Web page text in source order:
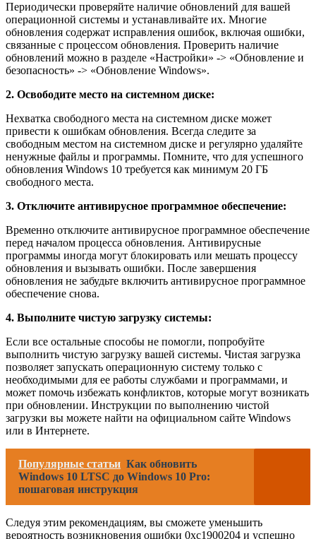
Периодически проверяйте наличие обновлений для вашей
операционной системы и устанавливайте их. Многие
обновления содержат исправления ошибок, включая ошибки,
связанные с процессом обновления. Проверить наличие
обновлений можно в разделе «Настройки» -> «Обновление и
безопасность» -> «Обновление Windows».
2. Освободите место на системном диске:
Нехватка свободного места на системном диске может
привести к ошибкам обновления. Всегда следите за
свободным местом на системном диске и регулярно удаляйте
ненужные файлы и программы. Помните, что для успешного
обновления Windows 10 требуется как минимум 20 ГБ
свободного места.
3. Отключите антивирусное программное обеспечение:
Временно отключите антивирусное программное обеспечение
перед началом процесса обновления. Антивирусные
программы иногда могут блокировать или мешать процессу
обновления и вызывать ошибки. После завершения
обновления не забудьте включить антивирусное программное
обеспечение снова.
4. Выполните чистую загрузку системы:
Если все остальные способы не помогли, попробуйте
выполнить чистую загрузку вашей системы. Чистая загрузка
позволяет запускать операционную систему только с
необходимыми для ее работы службами и программами, и
может помочь избежать конфликтов, которые могут возникать
при обновлении. Инструкции по выполнению чистой
загрузки вы можете найти на официальном сайте Windows
или в Интернете.
Популярные статьи Как обновить
Windows 10 LTSC до Windows 10 Pro:
пошаговая инструкция
Следуя этим рекомендациям, вы сможете уменьшить
вероятность возникновения ошибки 0xc1900204 и успешно